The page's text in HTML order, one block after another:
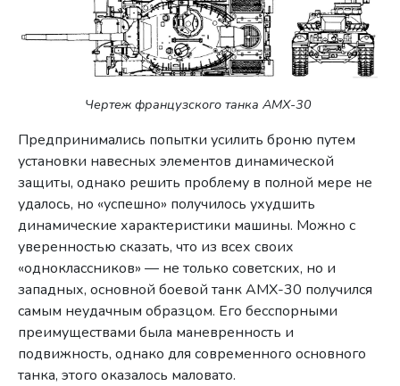
Чертеж французского танка АМХ-30
Предпринимались попытки усилить броню путем
установки навесных элементов динамической
защиты, однако решить проблему в полной мере не
удалось, но «успешно» получилось ухудшить
динамические характеристики машины. Можно с
уверенностью сказать, что из всех своих
«одноклассников» — не только советских, но и
западных, основной боевой танк АМХ-30 получился
самым неудачным образцом. Его бесспорными
преимуществами была маневренность и
подвижность, однако для современного основного
танка, этого оказалось маловато.